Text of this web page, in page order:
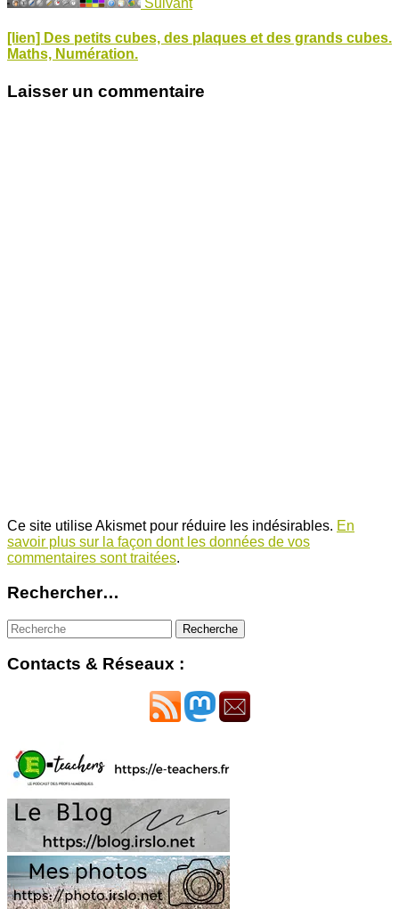
Suivant
[lien] Des petits cubes, des plaques et des grands cubes.
Maths, Numération.
Laisser un commentaire
Ce site utilise Akismet pour réduire les indésirables. En
savoir plus sur la façon dont les données de vos
commentaires sont traitées.
Rechercher…
Contacts & Réseaux :